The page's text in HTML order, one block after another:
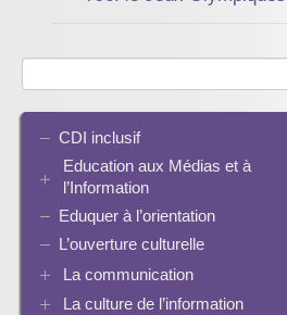
CDI inclusif
Education aux Médias et à
l’Information
EMI et translittératie
La culture de la participation
Identité / Présence numérique /
Eduquer à l’orientation
L’ouverture culturelle
La communication
Plaquettes de communication
La culture de l’information